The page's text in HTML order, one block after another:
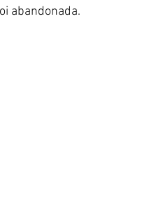
abandonada.